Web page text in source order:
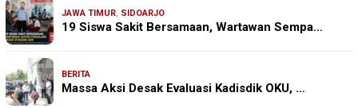
JAWA TIMUR, SIDOARJO
19 Siswa Sakit Bersamaan, Wartawan Sempa…
BERITA
Massa Aksi Desak Evaluasi Kadisdik OKU, …